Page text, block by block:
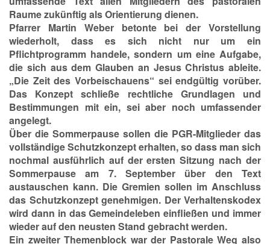
Raume zukünftig als Orientierung dienen.
Pfarrer Martin Weber betonte bei der Vorstellung
wiederholt, dass es sich nicht nur um ein
Pflichtprogramm handele, sondern um eine Aufgabe,
die sich aus dem Glauben an Jesus Christus ableite.
„Die Zeit des Vorbeischauens“ sei endgültig vorüber.
Das Konzept schließe rechtliche Grundlagen und
Bestimmungen mit ein, sei aber noch umfassender
angelegt.
Über die Sommerpause sollen die PGR-Mitglieder das
vollständige Schutzkonzept erhalten, so dass man sich
nochmal ausführlich auf der ersten Sitzung nach der
Sommerpause am 7. September über den Text
austauschen kann. Die Gremien sollen im Anschluss
das Schutzkonzept genehmigen. Der Verhaltenskodex
wird dann in das Gemeindeleben einfließen und immer
wieder auf den neusten Stand gebracht werden.
Ein zweiter Themenblock war der Pastorale Weg also